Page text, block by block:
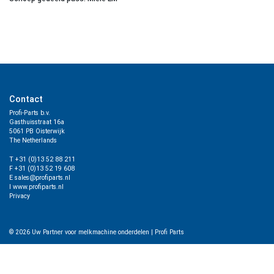
Contact
Profi-Parts b.v.
Gasthuisstraat 16a
5061 PB Oisterwijk
The Netherlands
T +31 (0)13 52 88 211
F +31 (0)13 52 19 608
E sales@profiparts.nl
I www.profiparts.nl
Privacy
© 2026 Uw Partner voor melkmachine onderdelen Profi Parts